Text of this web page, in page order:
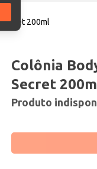
200ml
Colônia
Secret
Produto